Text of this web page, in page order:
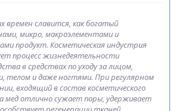
времен славится, как богатый
микро, макроэлементами и
продукт. Косметическая индустрия
процесс жизнедеятельности
в средствах по уходу за лицом,
телом и даже ногтями. При регулярном
входящий в состав косметического
мед отлично сужает поры, удерживает